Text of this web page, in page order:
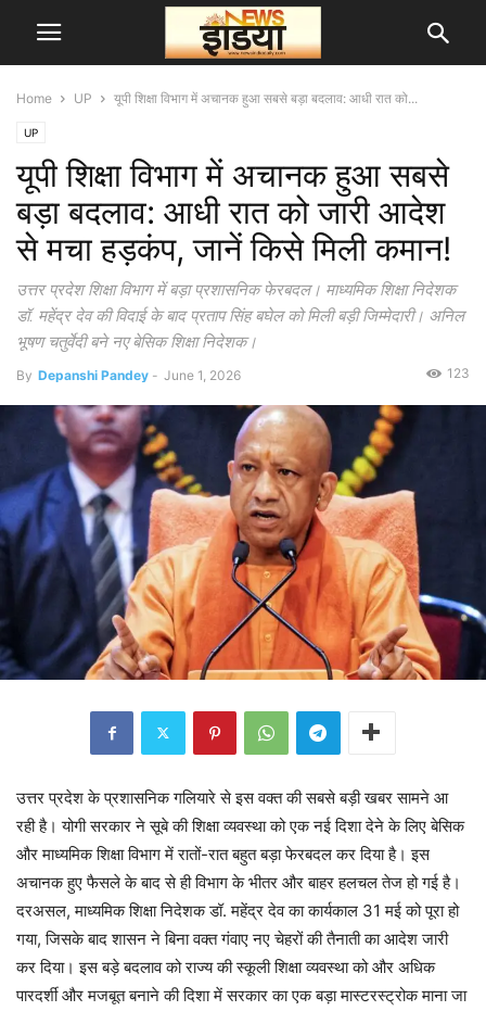
Home UP यूपी शिक्षा विभाग में अचानक हुआ सबसे बड़ा बदलाव: आधी रात को...
UP
यूपी शिक्षा विभाग में अचानक हुआ सबसे
बड़ा बदलाव: आधी रात को जारी आदेश
से मचा हड़कंप, जानें किसे मिली कमान!
उत्तर प्रदेश शिक्षा विभाग में बड़ा प्रशासनिक फेरबदल। माध्यमिक शिक्षा निदेशक
डॉ. महेंद्र देव की विदाई के बाद प्रताप सिंह बघेल को मिली बड़ी जिम्मेदारी। अनिल
भूषण चतुर्वेदी बने नए बेसिक शिक्षा निदेशक।
By Depanshi Pandey - June 1, 2026 123
उत्तर प्रदेश के प्रशासनिक गलियारे से इस वक्त की सबसे बड़ी खबर सामने आ
रही है। योगी सरकार ने सूबे की शिक्षा व्यवस्था को एक नई दिशा देने के लिए बेसिक
और माध्यमिक शिक्षा विभाग में रातों-रात बहुत बड़ा फेरबदल कर दिया है। इस
अचानक हुए फैसले के बाद से ही विभाग के भीतर और बाहर हलचल तेज हो गई है।
दरअसल, माध्यमिक शिक्षा निदेशक डॉ. महेंद्र देव का कार्यकाल 31 मई को पूरा हो
गया, जिसके बाद शासन ने बिना वक्त गंवाए नए चेहरों की तैनाती का आदेश जारी
कर दिया। इस बड़े बदलाव को राज्य की स्कूली शिक्षा व्यवस्था को और अधिक
पारदर्शी और मजबूत बनाने की दिशा में सरकार का एक बड़ा मास्टरस्ट्रोक माना जा